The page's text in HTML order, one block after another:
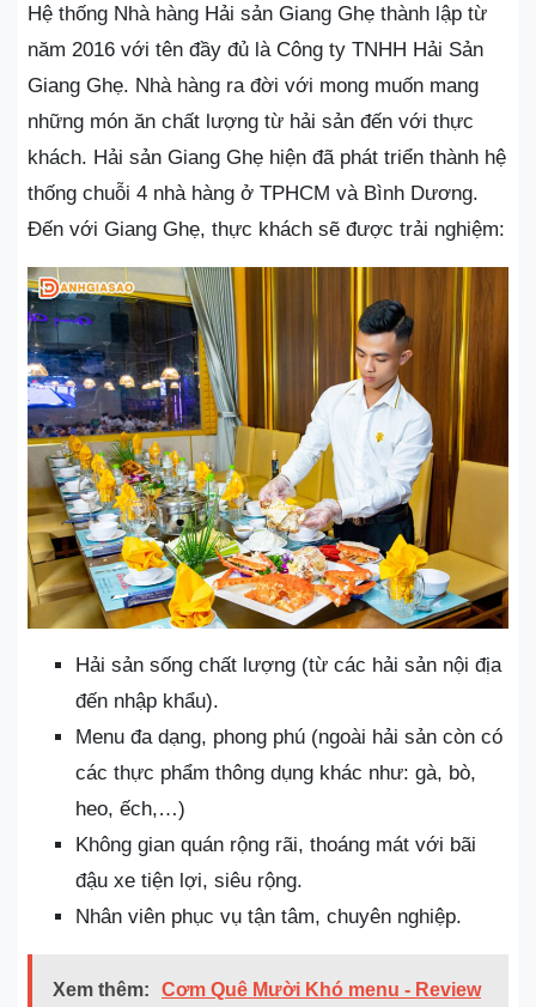
Hệ thống Nhà hàng Hải sản Giang Ghẹ thành lập từ
năm 2016 với tên đầy đủ là Công ty TNHH Hải Sản
Giang Ghẹ. Nhà hàng ra đời với mong muốn mang
những món ăn chất lượng từ hải sản đến với thực
khách. Hải sản Giang Ghẹ hiện đã phát triển thành hệ
thống chuỗi 4 nhà hàng ở TPHCM và Bình Dương.
Đến với Giang Ghẹ, thực khách sẽ được trải nghiệm:
Hải sản sống chất lượng (từ các hải sản nội địa
đến nhập khẩu).
Menu đa dạng, phong phú (ngoài hải sản còn có
các thực phẩm thông dụng khác như: gà, bò,
heo, ếch,…)
Không gian quán rộng rãi, thoáng mát với bãi
đậu xe tiện lợi, siêu rộng.
Nhân viên phục vụ tận tâm, chuyên nghiệp.
Xem thêm:
Cơm Quê Mười Khó menu - Review